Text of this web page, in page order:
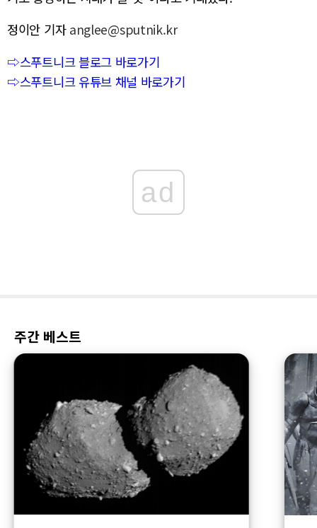
정이안 기자 anglee@sputnik.kr
⇨스푸트니크 블로그 바로가기
⇨스푸트니크 유튜브 채널 바로가기
ad
주간 베스트